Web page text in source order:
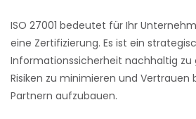
ISO 27001 bedeutet für Ihr
eine Zertifizierung. Es ist ein
Informationssicherheit nachhaltig zu
Risiken zu minimieren und Vertrauen
Partnern aufzubauen.